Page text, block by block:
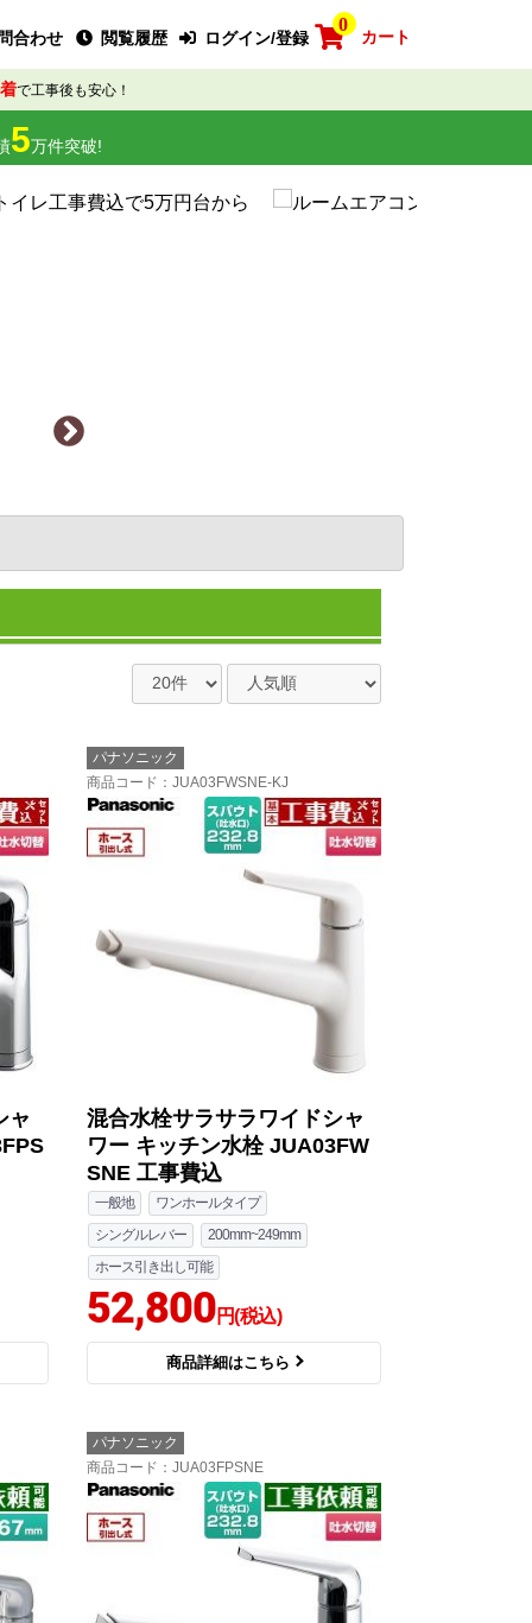
合わせ 閲覧履歴 ログイン/登録
0
カート
で工事後も安心！
5万件突破!
ャ
パナソニック
商品コード ：JUA03FWSNE-KJ
混合水栓サラサラワイドシャ
ワー キッチン水栓 JUA03FW
SNE 工事費込
一般地
ワンホールタイプ
シングルレバー
200mm~249mm
ホース引き出し可能
52,800円(税込)
商品詳細はこちら
パナソニック
商品コード ：JUA03FPSNE